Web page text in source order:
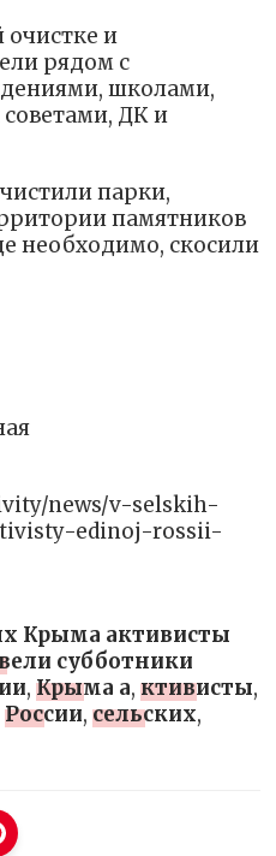
очистке и
рядом с
школами,
ДК и
парки,
памятников
необходимо, скосили
news/v-selskih-
edinoj-rossii-
Крыма активисты
субботники
,Крыма а,ктивисты,
России,сельских,